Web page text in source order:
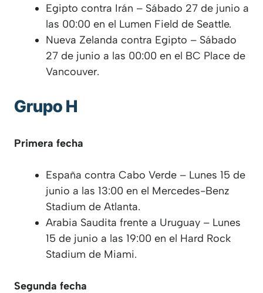
Egipto contra Irán – Sábado 27 de junio a
las 00:00 en el Lumen Field de Seattle.
Nueva Zelanda contra Egipto – Sábado
27 de junio a las 00:00 en el BC Place de
Vancouver.
Grupo H
Primera fecha
España contra Cabo Verde – Lunes 15 de
junio a las 13:00 en el Mercedes-Benz
Stadium de Atlanta.
Arabia Saudita frente a Uruguay – Lunes
15 de junio a las 19:00 en el Hard Rock
Stadium de Miami.
Segunda fecha